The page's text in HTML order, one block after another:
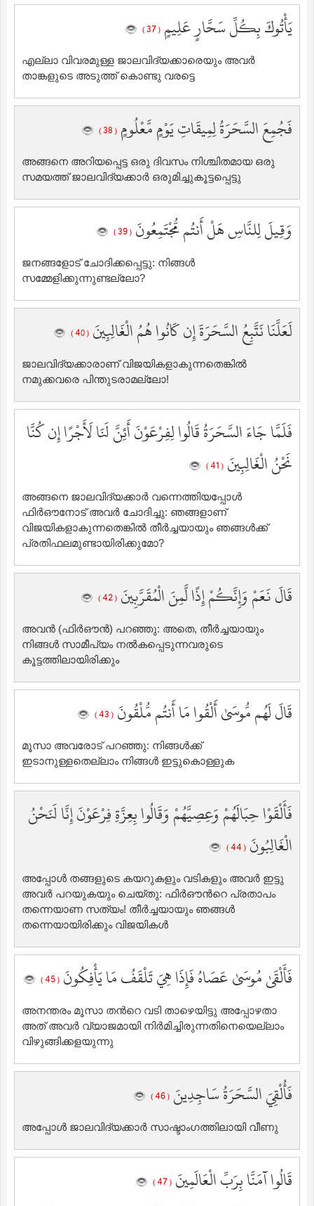
يَأْتُوكَ بِكُلِّ سَحَّارٍ عَلِيمٍ ( 37 )
എല്ലാ വിവരമുള്ള ജാലവിദ്യക്കാരെയും അവര്‍
താങ്കളുടെ അടുത്ത് കൊണ്ടു വരട്ടെ
فَجُمِعَ السَّحَرَةُ لِمِيقَاتِ يَوْمٍ مَّعْلُومٍ ( 38 )
അങ്ങനെ അറിയപ്പെട്ട ഒരു ദിവസം നിശ്ചിതമായ ഒരു
സമയത്ത് ജാലവിദ്യക്കാര്‍ ഒരുമിച്ചുകൂട്ടപ്പെട്ടു
وَقِيلَ لِلنَّاسِ هَلْ أَنتُم مُّجْتَمِعُونَ ( 39 )
ജനങ്ങളോട് ചോദിക്കപ്പെട്ടു: നിങ്ങള്‍
സമ്മേളിക്കുന്നുണ്ടല്ലോ?
لَعَلَّنَا نَتَّبِعُ السَّحَرَةَ إِن كَانُوا هُمُ الْغَالِبِينَ ( 40 )
ജാലവിദ്യക്കാരാണ് വിജയികളാകുന്നതെങ്കില്‍
‍നമുക്കവരെ പിന്തുടരാമല്ലോ!
فَلَمَّا جَاءَ السَّحَرَةُ قَالُوا لِفِرْعَوْنَ أَئِنَّ لَنَا لَأَجْرًا إِن كُنَّا
نَحْنُ الْغَالِبِينَ ( 41 )
അങ്ങനെ ജാലവിദ്യക്കാര്‍ വന്നെത്തിയപ്പോള്‍
ഫിര്‍ഔനോട് അവര്‍ ചോദിച്ചു: ഞങ്ങളാണ്
വിജയികളാകുന്നതെങ്കില്‍ ‍തീര്‍ച്ചയായും ഞങ്ങള്‍ക്ക്
പ്രതിഫലമുണ്ടായിരിക്കുമോ?
قَالَ نَعَمْ وَإِنَّكُمْ إِذًا لَّمِنَ الْمُقَرَّبِينَ ( 42 )
അവന്‍ (ഫിര്‍ഔന്‍) പറഞ്ഞു: അതെ, തീര്‍ച്ചയായും
നിങ്ങള്‍ സാമീപ്യം നല്‍കപ്പെടുന്നവരുടെ
കൂട്ടത്തിലായിരിക്കും
قَالَ لَهُم مُّوسَىٰ أَلْقُوا مَا أَنتُم مُّلْقُونَ ( 43 )
മൂസാ അവരോട് പറഞ്ഞു: നിങ്ങള്‍ക്ക്
ഇടാനുള്ളതെല്ലാം നിങ്ങള്‍ ഇട്ടുകൊള്ളുക
فَأَلْقَوْا حِبَالَهُمْ وَعِصِيَّهُمْ وَقَالُوا بِعِزَّةِ فِرْعَوْنَ إِنَّا لَنَحْنُ
الْغَالِبُونَ ( 44 )
അപ്പോള്‍ തങ്ങളുടെ കയറുകളും വടികളും അവര്‍ ഇട്ടു
അവര്‍ പറയുകയും ചെയ്തു: ഫിര്‍ഔന്‍റെ പ്രതാപം
തന്നെയാണ സത്യം! തീര്‍ച്ചയായും ഞങ്ങള്‍
തന്നെയായിരിക്കും വിജയികള്‍
فَأَلْقَىٰ مُوسَىٰ عَصَاهُ فَإِذَا هِيَ تَلْقَفُ مَا يَأْفِكُونَ ( 45 )
അനന്തരം മൂസാ തന്‍റെ വടി താഴെയിട്ടു അപ്പോഴതാ
അത് അവര്‍ വ്യാജമായി നിര്‍മിച്ചിരുന്നതിനെയെല്ലാം
വിഴുങ്ങിക്കളയുന്നു
فَأُلْقِيَ السَّحَرَةُ سَاجِدِينَ ( 46 )
അപ്പോള്‍ ജാലവിദ്യക്കാര്‍ സാഷ്ടാംഗത്തിലായി വീണു
قَالُوا آمَنَّا بِرَبِّ الْعَالَمِينَ ( 47 )